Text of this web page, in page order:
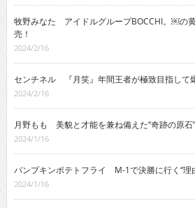
牧野みなた アイドルグループBOCCHI。￼の
売！
2024/2/16
センチネル 『月笑』年間王者が極致目指して
2024/2/16
月野もも 美貌と才能を兼ね備えた“奇跡の原石
2024/1/16
パンプキンポテトフライ M-1で決勝に行く“理
2024/1/16